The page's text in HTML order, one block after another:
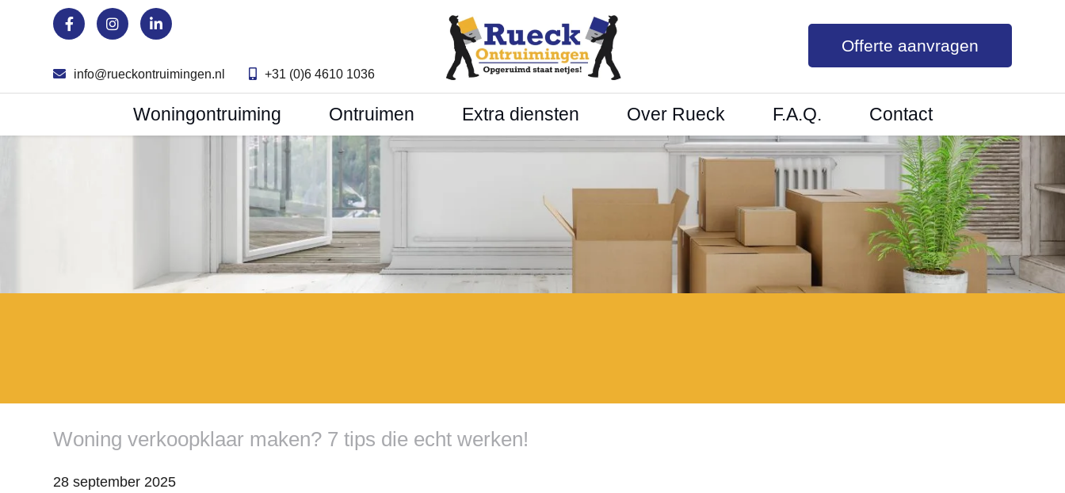
info@rueckontruimingen.nl +31 (0)6 4610 1036
Offerte aanvragen
Woningontruiming Ontruimen Extra diensten Over Rueck F.A.Q. Contact
Woning verkoopklaar maken? 7 tips die echt werken!
28 september 2025